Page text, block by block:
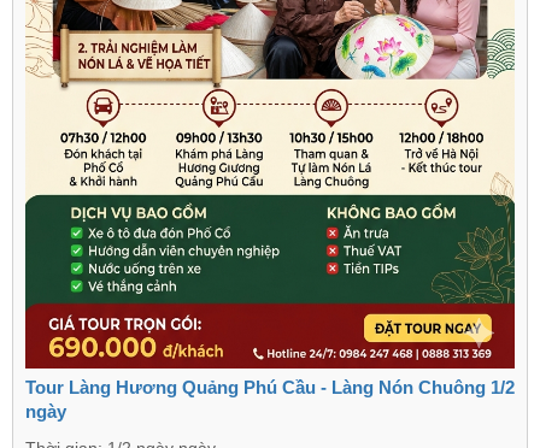
Tour Làng Hương Quảng Phú Cầu - Làng Nón Chuông 1/2
ngày